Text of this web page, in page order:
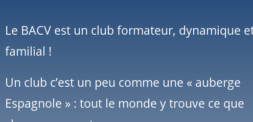
Le BACV est un club formateur, dynamique
familial !
Un club c’est un peu comme une « auberge
Espagnole » : tout le monde y trouve ce que